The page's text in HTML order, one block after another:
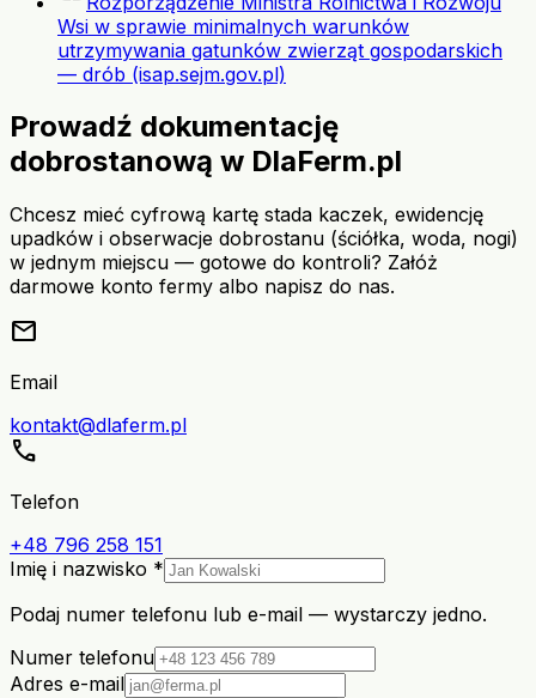
Wsi w sprawie minimalnych warunków
utrzymywania gatunków zwierząt gospodarskich
— drób (isap.sejm.gov.pl)
Prowadź dokumentację
dobrostanową w DlaFerm.pl
Chcesz mieć cyfrową kartę stada kaczek, ewidencję
upadków i obserwacje dobrostanu (ściółka, woda, nogi)
w jednym miejscu — gotowe do kontroli? Załóż
darmowe konto fermy albo napisz do nas.
mail
Email
kontakt@dlaferm.pl
call
Telefon
+48 796 258 151
Imię i nazwisko *
Podaj numer telefonu lub e-mail — wystarczy jedno.
Numer telefonu
Adres e-mail